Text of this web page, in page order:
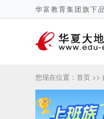
华富教育集团旗下
您现在位置： 首页 >>